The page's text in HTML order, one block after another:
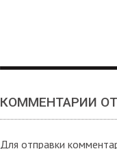
КОММЕНТАРИИ
Для отправки